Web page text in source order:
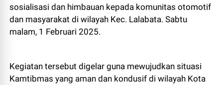
sosialisasi dan himbauan kepada komunitas otomotif
dan masyarakat di wilayah Kec. Lalabata. Sabtu
malam, 1 Februari 2025.
Kegiatan tersebut digelar guna mewujudkan situasi
Kamtibmas yang aman dan kondusif di wilayah Kota